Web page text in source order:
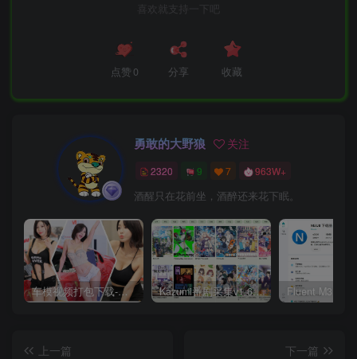
喜欢就支持一下吧
点赞 0 分享 收藏
勇敢的大野狼 关注
2320 9 7 963W+
酒醒只在花前坐，酒醉还来花下眠。
车模视频打包下载-高清无水印版 Kazumi番剧采集v1.6.9：支持自定义规则+在线观看+弹幕，跨平台下载
上一篇
下一篇